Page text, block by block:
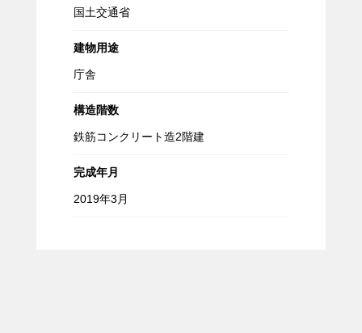
国土交通省
建物用途
庁舎
構造階数
鉄筋コンクリート造2階建
完成年月
2019年3月